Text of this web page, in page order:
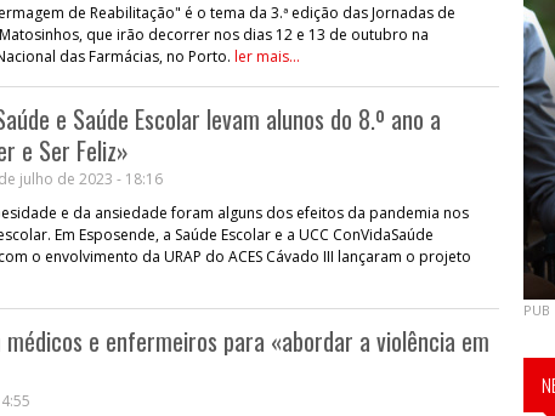
de Reabilitação" é o tema da 3.ª edição das Jornadas de
que irão decorrer nos dias 12 e 13 de outubro na
das Farmácias, no Porto. ler mais...
e Saúde Escolar levam alunos do 8.º ano a
e Ser Feliz»
julho de 2023 - 18:16
e da ansiedade foram alguns dos efeitos da pandemia nos
Em Esposende, a Saúde Escolar e a UCC ConVidaSaúde
o envolvimento da URAP do ACES Cávado III lançaram o projeto
e enfermeiros para «abordar a violência em
PUB